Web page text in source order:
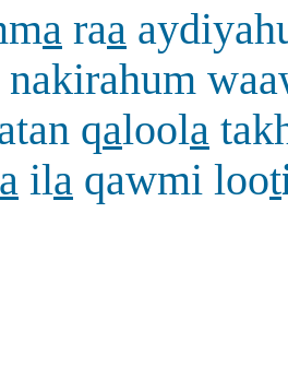
a raa
qaloola
a ila qawmi loot